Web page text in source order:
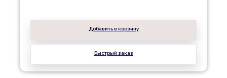
Добавить в корзину
Быстрый заказ